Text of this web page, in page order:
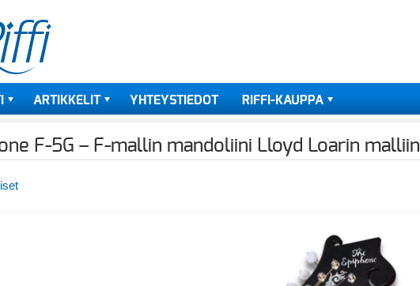
ARTIKKELIT YHTEYSTIEDOT RIFFI-KAUPPA
F-5G – F-mallin mandoliini Lloyd Loarin malliin